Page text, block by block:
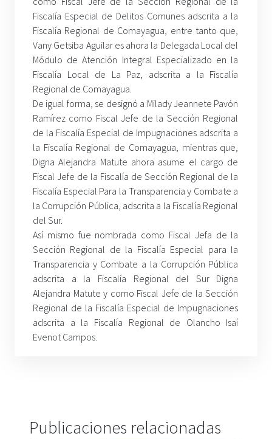
Fiscalía Especial de Delitos Comunes adscrita a la
Fiscalía Regional de Comayagua, entre tanto que,
Vany Getsiba Aguilar es ahora la Delegada Local del
Módulo de Atención Integral Especializado en la
Fiscalía Local de La Paz, adscrita a la Fiscalía
Regional de Comayagua.
De igual forma, se designó a Milady Jeannete Pavón
Ramírez como Fiscal Jefe de la Sección Regional
de la Fiscalía Especial de Impugnaciones adscrita a
la Fiscalía Regional de Comayagua, mientras que,
Digna Alejandra Matute ahora asume el cargo de
Fiscal Jefe de la Fiscalía de Sección Regional de la
Fiscalía Especial Para la Transparencia y Combate a
la Corrupción Pública, adscrita a la Fiscalía Regional
del Sur.
Así mismo fue nombrada como Fiscal Jefa de la
Sección Regional de la Fiscalía Especial para la
Transparencia y Combate a la Corrupción Pública
adscrita a la Fiscalía Regional del Sur Digna
Alejandra Matute y como Fiscal Jefe de la Sección
Regional de la Fiscalía Especial de Impugnaciones
adscrita a la Fiscalía Regional de Olancho Isaí
Evenot Campos.
Publicaciones relacionadas